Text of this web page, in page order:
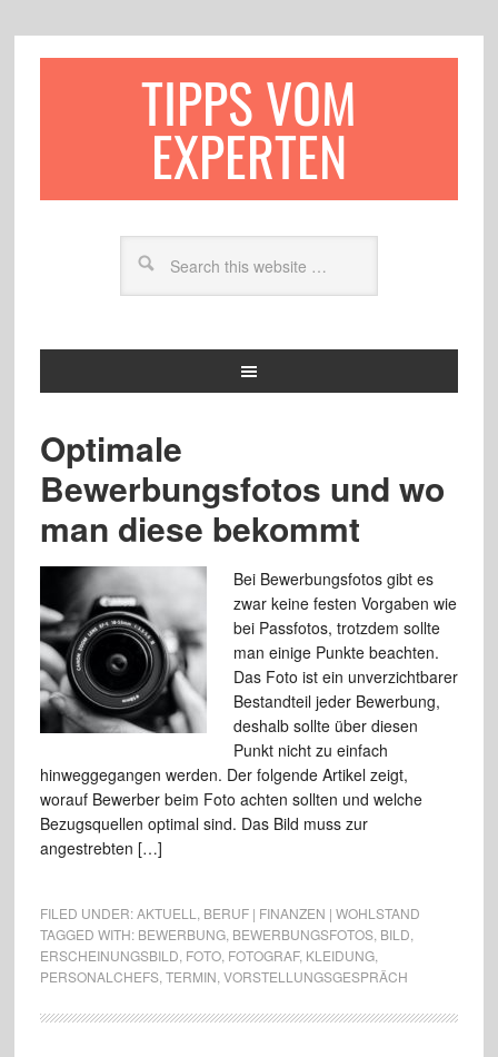
TIPPS VOM
EXPERTEN
Optimale
Bewerbungsfotos und wo
man diese bekommt
Bei Bewerbungsfotos gibt es
zwar keine festen Vorgaben wie
bei Passfotos, trotzdem sollte
man einige Punkte beachten.
Das Foto ist ein unverzichtbarer
Bestandteil jeder Bewerbung,
deshalb sollte über diesen
Punkt nicht zu einfach
hinweggegangen werden. Der folgende Artikel zeigt,
worauf Bewerber beim Foto achten sollten und welche
Bezugsquellen optimal sind. Das Bild muss zur
angestrebten […]
FILED UNDER:AKTUELL
BERUF | FINANZEN | WOHLSTAND
TAGGED WITH: BEWERBUNG, BEWERBUNGSFOTOS, BILD
ERSCHEINUNGSBILD FOTO, FOTOGRAF, KLEIDUNG,
PERSONALCHEFS, TERMIN VORSTELLUNGSGESPRÄCH